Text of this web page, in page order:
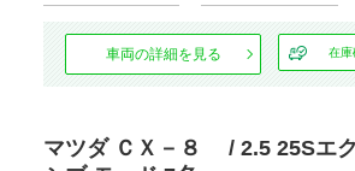
車両の詳細を見る 在庫
マツダ ＣＸ－８ / 2.5 25Sエ